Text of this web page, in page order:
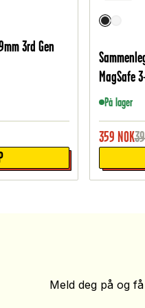
3rd Gen
MagSafe
På lager
359 NOK
Meld deg på og